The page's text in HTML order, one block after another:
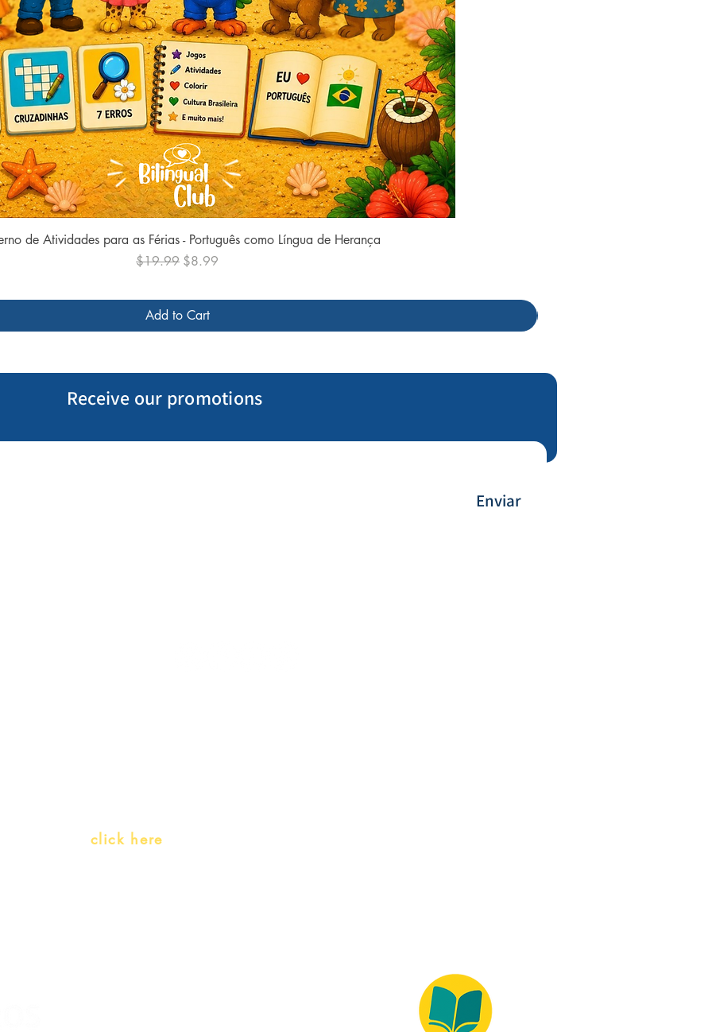
Quick View
de Atividades para as Férias - Português como Língua de Herança
Regular Price
$19.99 Sale Price
$8.99
Add to Cart
Receive our promotions
Enviar
click here